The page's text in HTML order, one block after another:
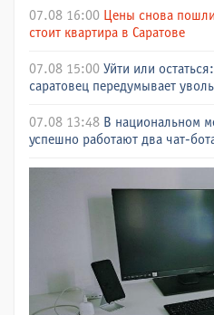
07.08 16:00 Цены снова
стоит квартира в Саратове
07.08 15:00 Уйти или
саратовец передумывает
07.08 13:48 В национальном
успешно работают два чат-